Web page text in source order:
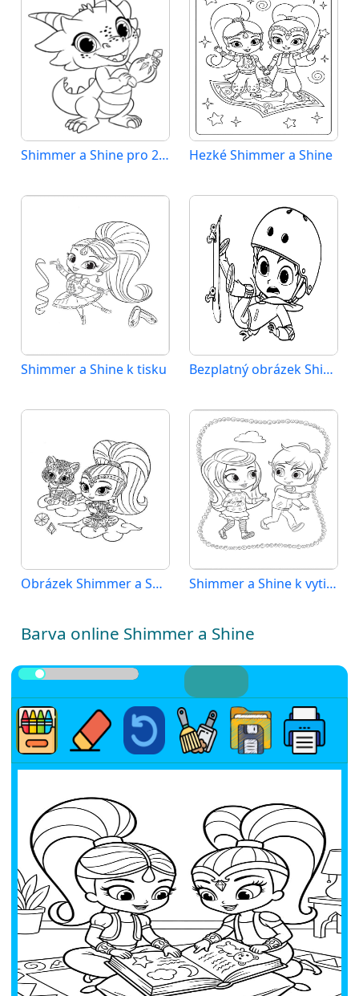
Shimmer a Shine pro 2leté děti Hezké Shimmer a Shine
Shimmer a Shine k tisku Bezplatný obrázek Shimmer a Shine
Obrázek Shimmer a Shine zdarma Shimmer a Shine k vytištění pro děti
Barva online Shimmer a Shine